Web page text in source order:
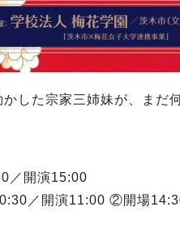
した宗家三姉妹が、まだ
／開演15:00
／開演11:00 ②開場